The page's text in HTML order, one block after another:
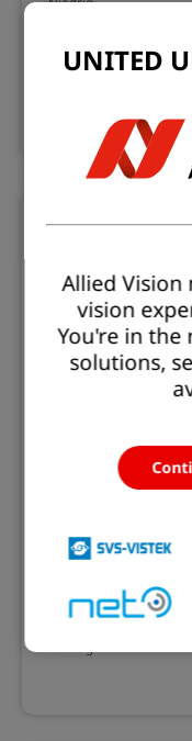
allPIXA pro
Hochsensible
Camera Link-
Niedrig
Geschwindigkeit
UNITED
Allied
vision
You're in the
solutions,